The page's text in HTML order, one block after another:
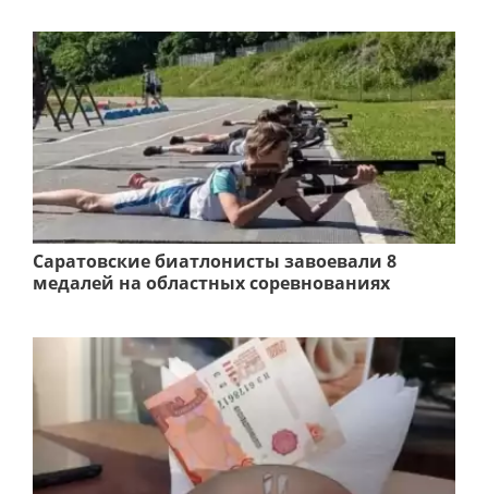
Саратовские биатлонисты завоевали 8
медалей на областных соревнованиях